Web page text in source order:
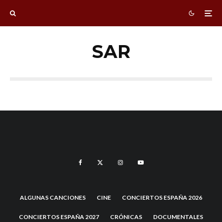
SAR
ALGUNAS CANCIONES CINE CONCIERTOS ESPAÑA 2026
CONCIERTOS ESPAÑA 2027 CRÓNICAS DOCUMENTALES